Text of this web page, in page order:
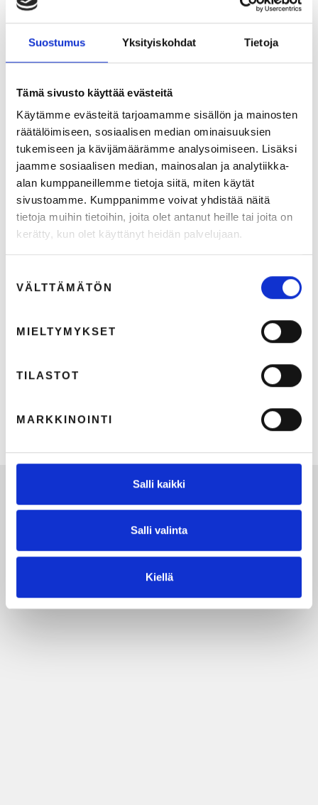
Suostumus Yksityiskohdat Tietoja
Tämä sivusto käyttää evästeitä
Käytämme evästeitä tarjoamamme sisällön ja mainosten
räätälöimiseen, sosiaalisen median ominaisuuksien
tukemiseen ja kävijämäärämme analysoimiseen. Lisäksi
jaamme sosiaalisen median, mainosalan ja analytiikka-
alan kumppaneillemme tietoja siitä, miten käytät
sivustoamme. Kumppanimme voivat yhdistää näitä
tietoja muihin tietoihin, joita olet antanut heille tai joita on
kerätty, kun olet käyttänyt heidän palvelujaan.
valinta
VÄLTTÄMÄTÖN
MIELTYMYKSET
TILASTOT
MARKKINOINTI
Salli kaikki
Salli valinta
Kiellä
kymmenellä irrallisella kuiskauksella? –
Videomarkkinoinnin selviytymisopas trendiviidakkoon
19.5.2026 min lukuaika